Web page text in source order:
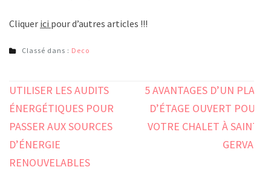
Cliquer ici pour d’autres articles !!!
Classé dans : Deco
Navigation
de
l’article
UTILISER LES AUDITS
ÉNERGÉTIQUES POUR
PASSER AUX SOURCES
D’ÉNERGIE
RENOUVELABLES
5 AVANTAGES D’UN PLAN
D’ÉTAGE OUVERT POUR
VOTRE CHALET À SAINT-
GERVAIS